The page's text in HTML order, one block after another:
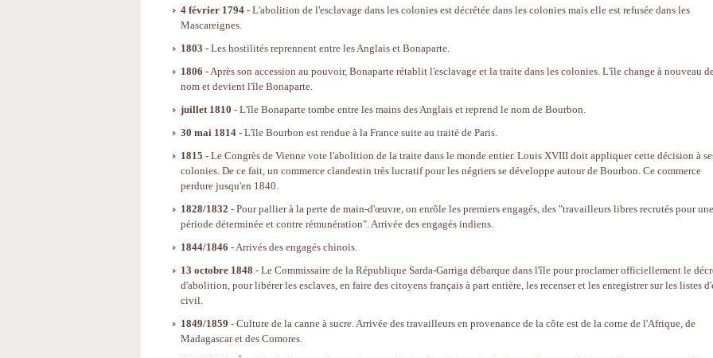
4 février 1794 - L'abolition de l'esclavage dans les colonies est décrétée dans les colonies mais elle est refusée dans les
Mascareignes.
1803 - Les hostilités reprennent entre les Anglais et Bonaparte.
1806 - Après son accession au pouvoir, Bonaparte rétablit l'esclavage et la traite dans les colonies. L'île change à nouveau
nom et devient l'île Bonaparte.
juillet 1810 - L'île Bonaparte tombe entre les mains des Anglais et reprend le nom de Bourbon.
30 mai 1814 - L'île Bourbon est rendue à la France suite au traité de Paris.
1815 - Le Congrès de Vienne vote l'abolition de la traite dans le monde entier. Louis XVIII doit appliquer cette décision à
colonies. De ce fait, un commerce clandestin très lucratif pour les négriers se développe autour de Bourbon. Ce commerce
perdure jusqu'en 1840.
1828/1832 - Pour pallier à la perte de main-d'œuvre, on enrôle les premiers engagés, des "travailleurs libres recrutés pour une
période déterminée et contre rémunération". Arrivée des engagés indiens.
1844/1846 - Arrivés des engagés chinois.
13 octobre 1848 - Le Commissaire de la République Sarda-Garriga débarque dans l'île pour proclamer officiellement le
d'abolition, pour libérer les esclaves, en faire des citoyens français à part entière, les recenser et les enregistrer sur les listes
civil.
1849/1859 - Culture de la canne à sucre. Arrivée des travailleurs en provenance de la côte est de la corne de l'Afrique, de
Madagascar et des Comores.